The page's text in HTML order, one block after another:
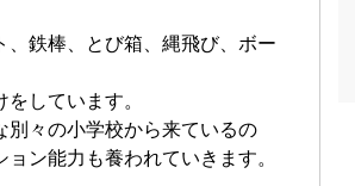
、鉄棒、とび箱、縄飛び、ボー
しています。
別々の小学校から来ているの
ン能力も養われていきます。